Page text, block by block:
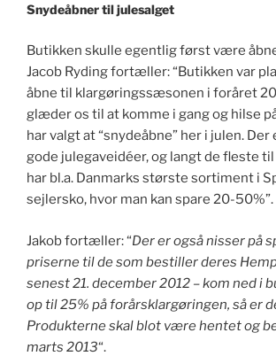
Snydeåbner til julesalget
Butikken skulle egentlig først være
Jacob Ryding fortæller: “Butikken var
åbne til klargøringssæsonen i foråret
glæder os til at komme i gang og hilse
har valgt at “snydeåbne” her i julen. Der
gode julegaveidéer, og langt de fleste
har bl.a. Danmarks største sortiment i
sejlersko, hvor man kan spare 20-50%”.
Jakob fortæller: “Der er også nisser på
priserne til de som bestiller deres
senest 21. december 2012 – kom ned i
op til 25% på forårsklargøringen, så er
Produkterne skal blot være hentet og
marts 2013“.